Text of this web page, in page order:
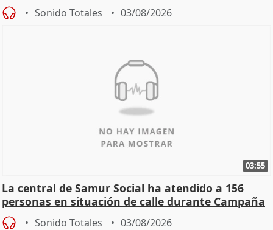
Sonido Totales 03/08/2026
03:55
La central de Samur Social ha atendido a 156
personas en situación de calle durante Campaña
de Calor
Sonido Totales 03/08/2026